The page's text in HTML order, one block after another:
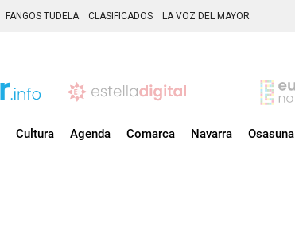
FANGOS TUDELA CLASIFICADOS LA VOZ DEL MAYOR
Cultura Agenda Comarca Navarra Osasuna